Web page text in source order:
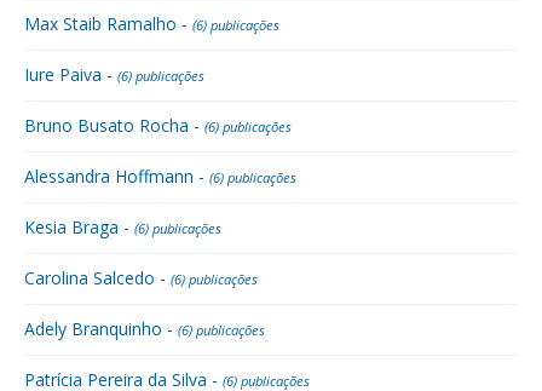
Max Staib Ramalho - (6) publicações
Iure Paiva - (6) publicações
Bruno Busato Rocha - (6) publicações
Alessandra Hoffmann - (6) publicações
Kesia Braga - (6) publicações
Carolina Salcedo - (6) publicações
Adely Branquinho - (6) publicações
Patrícia Pereira da Silva - (6) publicações